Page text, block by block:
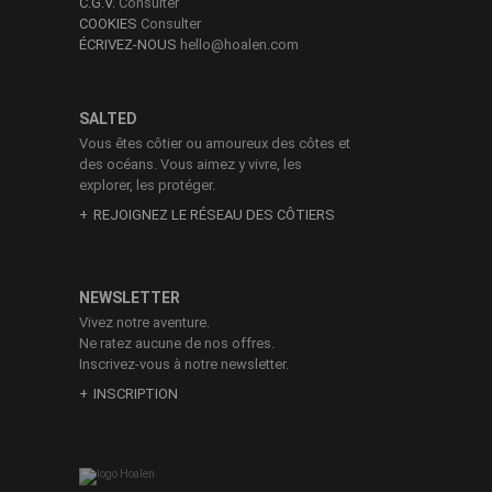
SALTED
Vous êtes côtier ou amoureux des côtes et
des océans. Vous aimez y vivre, les
explorer, les protéger.
REJOIGNEZ LE RÉSEAU DES CÔTIERS
COOKIES Consulter
ÉCRIVEZ-NOUS hello@hoalen.com
NEWSLETTER
Vivez notre aventure.
Ne ratez aucune de nos offres.
Inscrivez-vous à notre newsletter.
INSCRIPTION